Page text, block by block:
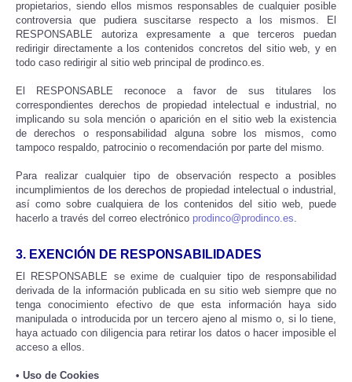
propietarios, siendo ellos mismos responsables de cualquier posible
controversia que pudiera suscitarse respecto a los mismos. El
RESPONSABLE autoriza expresamente a que terceros puedan
redirigir directamente a los contenidos concretos del sitio web, y en
todo caso redirigir al sitio web principal de prodinco.es.
El RESPONSABLE reconoce a favor de sus titulares los
correspondientes derechos de propiedad intelectual e industrial, no
implicando su sola mención o aparición en el sitio web la existencia
de derechos o responsabilidad alguna sobre los mismos, como
tampoco respaldo, patrocinio o recomendación por parte del mismo.
Para realizar cualquier tipo de observación respecto a posibles
incumplimientos de los derechos de propiedad intelectual o industrial,
así como sobre cualquiera de los contenidos del sitio web, puede
hacerlo a través del correo electrónico prodinco@prodinco.es.
3. EXENCIÓN DE RESPONSABILIDADES
El RESPONSABLE se exime de cualquier tipo de responsabilidad
derivada de la información publicada en su sitio web siempre que no
tenga conocimiento efectivo de que esta información haya sido
manipulada o introducida por un tercero ajeno al mismo o, si lo tiene,
haya actuado con diligencia para retirar los datos o hacer imposible el
acceso a ellos.
• Uso de Cookies